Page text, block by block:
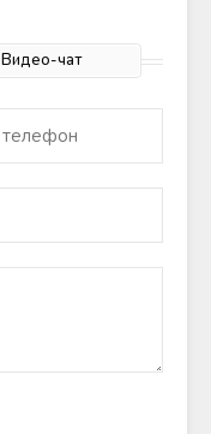
Видео-чат